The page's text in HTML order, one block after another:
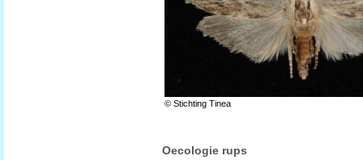
© Stichting Tinea
Oecologie rups